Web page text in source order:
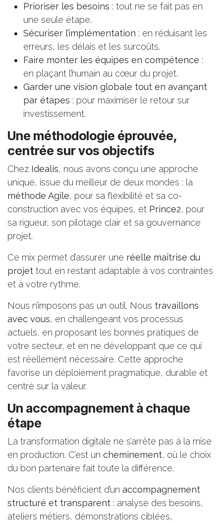
Prioriser les besoins : tout ne se fait pas en
une seule étape.
Sécuriser l’implémentation : en réduisant les
erreurs, les délais et les surcoûts.
Faire monter les équipes en compétence :
en plaçant l’humain au cœur du projet.
Garder une vision globale tout en avançant
par étapes : pour maximiser le retour sur
investissement.
Une méthodologie éprouvée,
centrée sur vos objectifs
Chez Idealis, nous avons conçu une approche
unique, issue du meilleur de deux mondes : la
méthode Agile, pour sa flexibilité et sa co-
construction avec vos équipes, et Prince2, pour
sa rigueur, son pilotage clair et sa gouvernance
projet.
Ce mix permet d’assurer une réelle maîtrise du
projet tout en restant adaptable à vos contraintes
et à votre rythme.
Nous n’imposons pas un outil. Nous travaillons
avec vous, en challengeant vos processus
actuels, en proposant les bonnes pratiques de
votre secteur, et en ne développant que ce qui
est réellement nécessaire. Cette approche
favorise un déploiement pragmatique, durable et
centré sur la valeur.
Un accompagnement à chaque
étape
La transformation digitale ne s’arrête pas à la mise
en production. C’est un cheminement, où le choix
du bon partenaire fait toute la différence.
Nos clients bénéficient d’un accompagnement
structuré et transparent : analyse des besoins,
ateliers métiers, démonstrations ciblées,